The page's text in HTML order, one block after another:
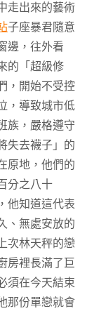
走出來的藝術
子座暴君隨意
邊，往外看
的「超級修
，開始不受控
，導致城市低
族，嚴格遵守
失去襪子」的
原地，他們的
分之八十
他知道這代表
、無處安放的
次林天秤的戀
房裡長滿了巨
須在今天結束
那份單戀就會